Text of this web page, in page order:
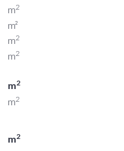
m2
m²
m2
m2
m2
m2
m2